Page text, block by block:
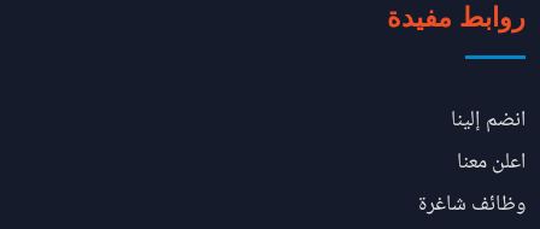
روابط مفيدة
انضم إلينا
اعلن معنا
وظائف شاغرة